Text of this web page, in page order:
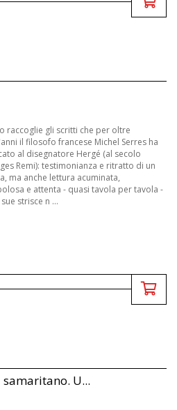
raccoglie gli scritti che per oltre
il filosofo francese Michel Serres ha
al disegnatore Hergé (al secolo
Remi): testimonianza e ritratto di un
ma anche lettura acuminata,
e attenta - quasi tavola per tavola -
strisce n ...
U...